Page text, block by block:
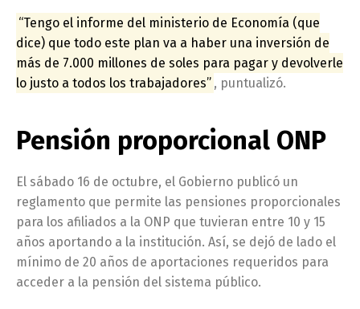
“Tengo el informe del ministerio de Economía (que
dice) que todo este plan va a haber una inversión de
más de 7.000 millones de soles para pagar y devolverle
lo justo a todos los trabajadores” , puntualizó.
Pensión proporcional ONP
El sábado 16 de octubre, el Gobierno publicó un
reglamento que permite las pensiones proporcionales
para los afiliados a la ONP que tuvieran entre 10 y 15
años aportando a la institución. Así, se dejó de lado el
mínimo de 20 años de aportaciones requeridos para
acceder a la pensión del sistema público.